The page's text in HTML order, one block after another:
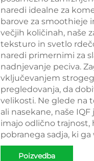
naredi idealne za
barove za smoothieje
večjih količinah, naše
teksturo in svetlo
naredi primernimi za
nadnjevanje peciva.
vključevanjem
pregledovanja, da
velikosti. Ne glede na
ali nasekane, naše
imajo odlično trajnost,
pobranega sadja, ki
Poizvedba